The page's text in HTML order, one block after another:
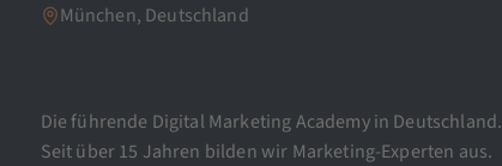
München, Deutschland
Die führende Digital Marketing Academy in Deutschland.
Seit über 15 Jahren bilden wir Marketing-Experten aus.